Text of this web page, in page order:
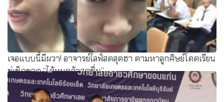
เจอแบบนี้มีผวา! อาจารย์ไลฟ์สดสุดฮา ตามหาลูกศิษย์โดดเรียน
ขู่เช็คขาด “ได้หมดถ้าสดชื่น”